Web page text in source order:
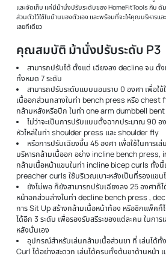
ม้านั่งปรับระดับ Weight
สำหรับผู้ที่รักการออกกำลังกายด้วยการยกเวทแล้ว ไม่
ปรับระดับ Adjustable Weight Bench Premium
ด้วย option การปรับแบบ FID (Flat, Incline,
ไม่ว่าคุณต้องการที่จะปรับ Flat ใช้เล่นบริหารกล้ามเ
หรือ Decline บริหารกล้ามเนื้ออกล่าง และ Sit Up ส
ทั้งนั้น รวมไปถึงการปรับนั่งขนานในแบบ Military
ไม่มีปัญหา พร้อมเบาะหน้าเล่น Preacher Curl ที่สา
ยังมีอุปกรณ์เล่นขา Leg Extension แบบใส่แผ่นน้ำ
และ ด้านหลังได้อย่างสะดวก
โครงสร้างม้านั่งมีความแข็งแรง สามารถรองรับน้ำห
และจัดเก็บ แค่มีม้านั่งปรับระดับของ
ส่วนตัวไว้ใช้ในบ้านของตัวเอง และพร้อมที่จะให้คุณบริ
เลยทีเดียว
คุณสมบัติ ม้านั่งปรับระดับ